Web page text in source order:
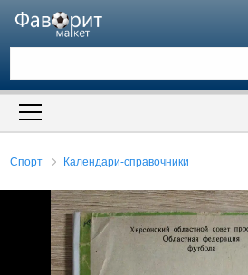
Искать также в описании
Спорт Календари-справочники